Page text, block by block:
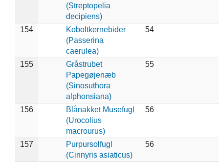
(Streptopelia
decipiens)
154
Koboltkernebider
(Passerina
caerulea)
54
155
Gråstrubet
Papegøjenæb
(Sinosuthora
alphonsiana)
55
156
Blånakket Musefugl
(Urocolius
macrourus)
56
157
Purpursolfugl
(Cinnyris asiaticus)
56